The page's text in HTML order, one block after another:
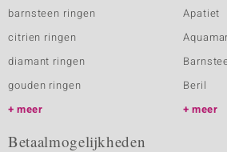
barnsteen ringen
citrien ringen
diamant ringen
gouden ringen
meer
Apatiet
Beril
meer
Betaalmogelijkheden